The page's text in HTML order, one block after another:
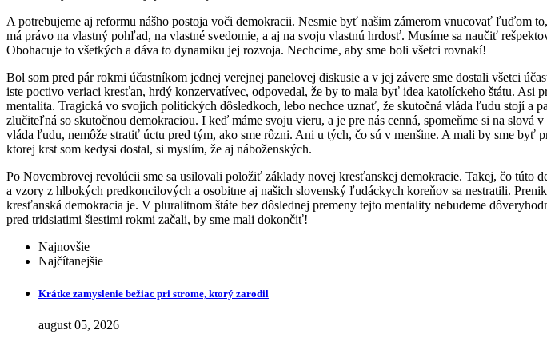
A potrebujeme aj reformu nášho postoja voči demokracii. Nesmie byť našim zámerom vnucovať ľuďom
má právo na vlastný pohľad, na vlastné svedomie, a aj na svoju vlastnú hrdosť. Musíme sa naučiť
Obohacuje to všetkých a dáva to dynamiku jej rozvoja. Nechcime, aby sme boli všetci rovnakí!
Bol som pred pár rokmi účastníkom jednej verejnej panelovej diskusie a v jej závere sme dostali všetci
iste poctivo veriaci kresťan, hrdý konzervatívec, odpovedal, že by to mala byť idea katolíckeho štátu. Asi
mentalita. Tragická vo svojich politických dôsledkoch, lebo nechce uznať, že skutočná vláda ľudu stojí a
zlučiteľná so skutočnou demokraciou. I keď máme svoju vieru, a je pre nás cenná, spomeňme si na
vláda ľudu, nemôže stratiť úctu pred tým, ako sme rôzni. Ani u tých, čo sú v menšine. A mali by sme
ktorej krst som kedysi dostal, si myslím, že aj náboženských.
Po Novembrovej revolúcii sme sa usilovali položiť základy novej kresťanskej demokracie. Takej, čo túto
a vzory z hlbokých predkoncilových a osobitne aj našich slovenský ľudáckych koreňov sa nestratili.
kresťanská demokracia je. V pluralitnom štáte bez dôslednej premeny tejto mentality nebudeme
pred tridsiatimi šiestimi rokmi začali, by sme mali dokončiť!
Najnovšie
Najčítanejšie
Krátke zamyslenie bežiac pri strome, ktorý zarodil
august 05, 2026